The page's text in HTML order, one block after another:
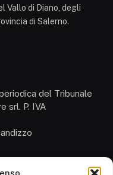
Vallo di Diano, degli
di Salerno.
del Tribunale
srl. P. IVA